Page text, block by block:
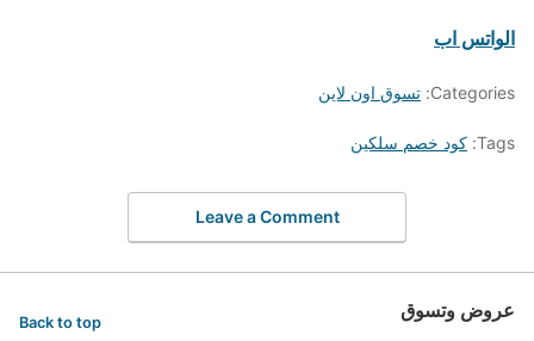
الواتس اب
Categories: تسوق اون لاين
Tags: كود خصم سلكين
Leave a Comment
عروض وتسوق Back to top